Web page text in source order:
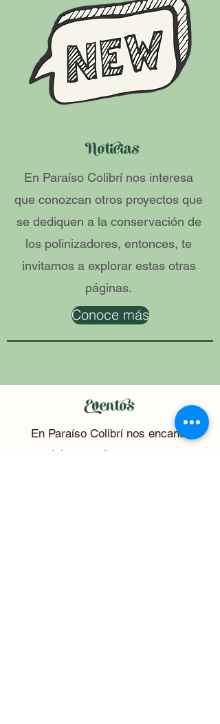
Noticias
En Paraíso Colibrí nos interesa
que conozcan otros proyectos que
se dediquen a la conservación de
los polinizadores, entonces, te
invitamos a explorar estas otras
páginas.
Conoce más
Eventos
En Paraíso Colibrí nos encanta
participar en diversos eventos,